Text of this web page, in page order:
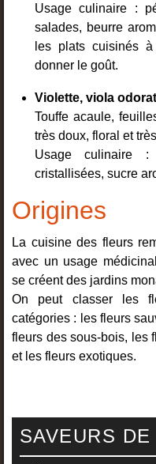
Usage culinaire :
salades, beurre
les plats cuisinés
donner le goût.
Violette, viola
Touffe acaule,
très doux, floral et
Usage culinaire
cristallisées, sucre
Origines
La cuisine des fleurs
avec un usage
se créent des jardins
On peut classer les
catégories : les fleurs
fleurs des sous-bois, les
et les fleurs exotiques.
SAVEURS